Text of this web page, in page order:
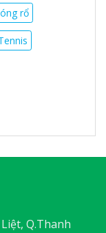
rổ
Q.Thanh